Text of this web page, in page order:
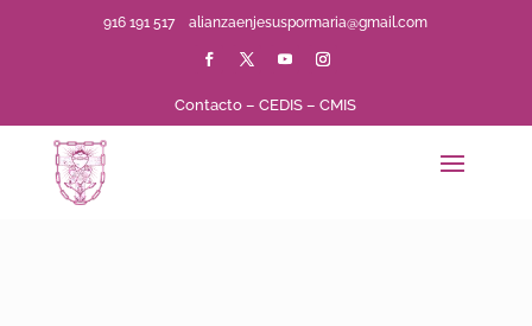
916 191 517alianzaenjesuspormaria@gmail.com
Contacto –CEDIS –CMIS